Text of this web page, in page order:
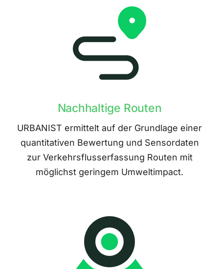
Nachhaltige Routen
URBANIST ermittelt auf der Grundlage einer
quantitativen Bewertung und Sensordaten
zur Verkehrsflusserfassung Routen mit
möglichst geringem Umweltimpact.